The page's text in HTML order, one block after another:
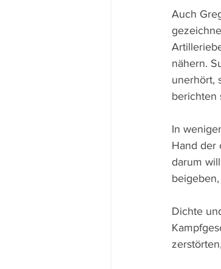
Auch
nähern.
unerhört,
berichten
In
Hand der
darum
Dichte